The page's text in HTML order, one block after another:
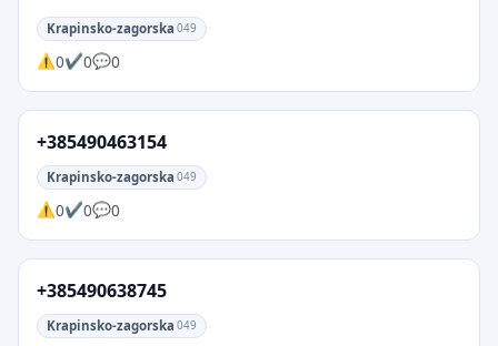
Krapinsko-zagorska 049
0 0 0
+385490463154
Krapinsko-zagorska 049
0 0 0
+385490638745
Krapinsko-zagorska 049